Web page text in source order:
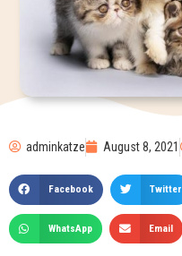
adminkatze August 8, 2021
Facebook Twitter
WhatsApp Email